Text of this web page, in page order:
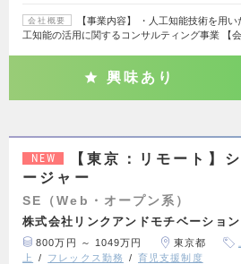
会社概要
【事業内容】 ・人工知能技術を用
工知能の活用に関するコンサルティング事業 【
興味あり
NEW
【東京：リモート】
ージャー
SE（Web・オープン系）
株式会社リンクアンドモチベーション
800万円 ～ 1049万円 東京都
上
フレックス勤務 育児支援制度